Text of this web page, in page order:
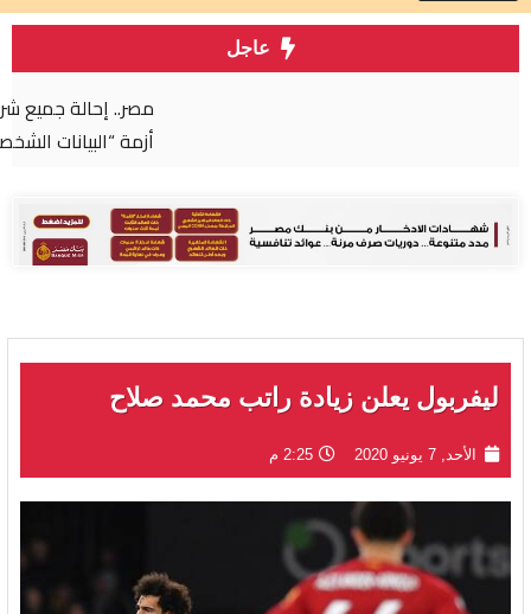
عاجل
مصر.. إحالة جميع شركات المحمول إلى النيابة بعد
ليفربول يعلن زيادة راتب محمد صلاح
الأحد, 7 يونيو 2020 2:25 م